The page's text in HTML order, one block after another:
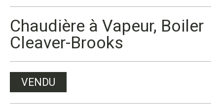
Chaudière à Vapeur, Boiler
Cleaver-Brooks
VENDU